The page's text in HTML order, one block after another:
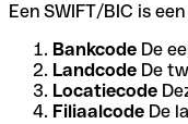
Een SWIFT/BIC is
Bankcode De
Landcode De
Locatiecode
Filiaalcode De